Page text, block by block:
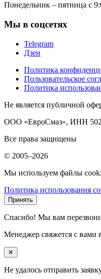
Понедельник – пятница с
Мы в соцсетях
Telegram
Дзен
Политика
Пользовательское
Политика
Не является публичной
ООО «ЕвроСмаз», ИНН
Все права защищены
© 2005–2026
Мы используем файлы
Политика использования
Принять
Спасибо! Мы вам
Менеджер свяжется с вами
✕
Не удалось отправить